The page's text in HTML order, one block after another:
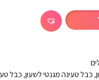
, כבל טעינה מגנטי לשעון, כבל